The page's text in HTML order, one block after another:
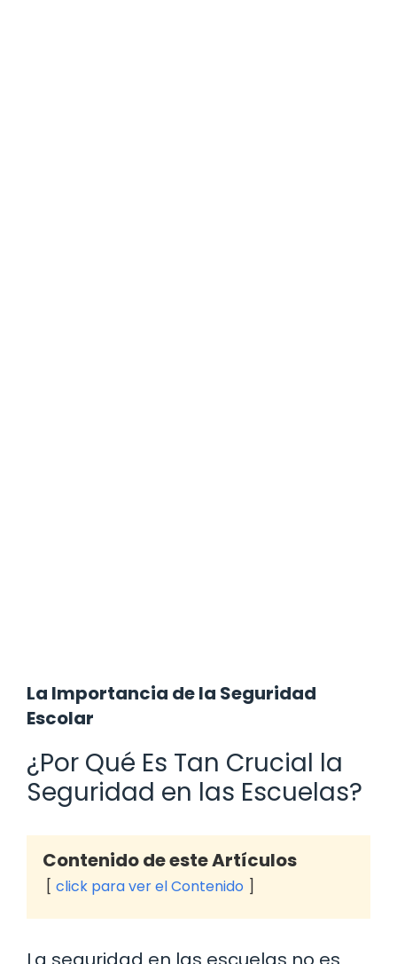
La Importancia de la Seguridad
Escolar
¿Por Qué Es Tan Crucial la
Seguridad en las Escuelas?
Contenido de este Artículos
click para ver el Contenido